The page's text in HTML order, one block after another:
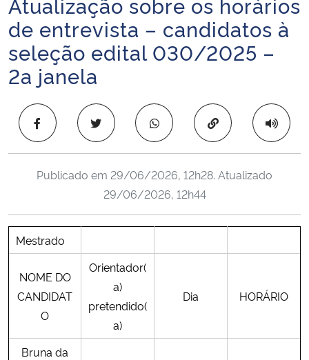
Ministério da Agricultura, Pecuária e Abastecimento
Ministério da Educação
Ministério da Cidadania
Ministério da Saúde
Ministério de Minas e Energia
Ministério da Ciência, Tecnologia, Inovações e Comunicações
Ministério do Meio Ambiente
Ministério do Turismo
Ministério do Desenvolvimento Regional
de entrevista – candidatos à
seleção edital 030/2025 –
2a janela
Copiar para área
Publicado em 29/06/2026, 12h28. Atualizado
29/06/2026, 12h44
Mestrado
NOME DO
CANDIDAT
O
Orientador(
a)
pretendido(
a)
Dia HORÁRIO
Bruna da